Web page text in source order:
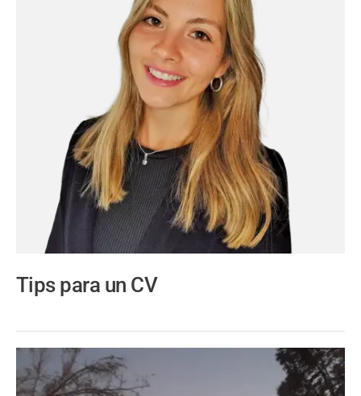
Tips para un CV